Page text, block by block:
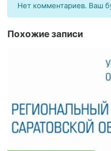
Нет комментариев. Ваш
Похожие записи